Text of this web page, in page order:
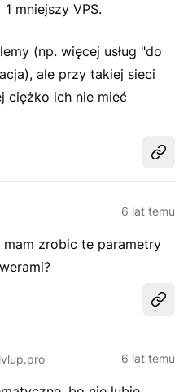
mniejszy VPS.
(np. więcej usług "do
ale przy takiej sieci
ciężko ich nie mieć
6 lat temu
zrobic te parametry
6 lat temu